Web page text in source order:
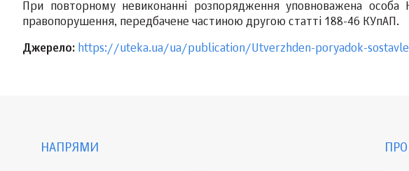
При повторному невиконанні розпорядження уповноважена особа
правопорушення, передбачене частиною другою статті 188-46 КУпАП.
Джерело: https://uteka.ua/ua/publication/Utverzhden-poryadok-
НАПРЯМИ